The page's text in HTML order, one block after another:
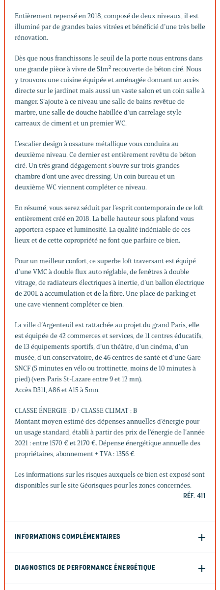
Entièrement repensé en 2018, composé de deux niveaux, il est
illuminé par de grandes baies vitrées et bénéficié d’une très belle
rénovation.
Dès que nous franchissons le seuil de la porte nous entrons dans
une grande pièce à vivre de 51m² recouverte de béton ciré. Nous
y trouvons une cuisine équipée et aménagée donnant un accès
directe sur le jardinet mais aussi un vaste salon et un coin salle à
manger. S’ajoute à ce niveau une salle de bains revêtue de
marbre, une salle de douche habillée d’un carrelage style
carreaux de ciment et un premier WC.
L’escalier design à ossature métallique vous conduira au
deuxième niveau. Ce dernier est entièrement revêtu de béton
ciré. Un très grand dégagement s’ouvre sur trois grandes
chambre d’ont une avec dressing. Un coin bureau et un
deuxième WC viennent compléter ce niveau.
En résumé, vous serez séduit par l’esprit contemporain de ce loft
entièrement créé en 2018. La belle hauteur sous plafond vous
apportera espace et luminosité. La qualité indéniable de ces
lieux et de cette copropriété ne font que parfaire ce bien.
Pour un meilleur confort, ce superbe loft traversant est équipé
d’une VMC à double flux auto réglable, de fenêtres à double
vitrage, de radiateurs électriques à inertie, d’un ballon électrique
de 200L à accumulation et de la fibre. Une place de parking et
une cave viennent compléter ce bien.
La ville d’Argenteuil est rattachée au projet du grand Paris, elle
est équipée de 42 commerces et services, de 11 centres éducatifs,
de 13 équipements sportifs, d’un théâtre, d’un cinéma, d’un
musée, d’un conservatoire, de 46 centres de santé et d’une Gare
SNCF (5 minutes en vélo ou trottinette, moins de 10 minutes à
pied) (vers Paris St-Lazare entre 9 et 12 mn).
Accès D311, A86 et A15 à 5mn.
CLASSE ÉNERGIE : D / CLASSE CLIMAT : B
Montant moyen estimé des dépenses annuelles d’énergie pour
un usage standard, établi à partir des prix de l’énergie de l’année
2021 : entre 1570 € et 2170 €. Dépense énergétique annuelle des
propriétaires, abonnement + TVA : 1356 €
Les informations sur les risques auxquels ce bien est exposé sont
disponibles sur le site Géorisques pour les zones concernées.
RÉF. 411
INFORMATIONS COMPLÉMENTAIRES
DIAGNOSTICS DE PERFORMANCE ÉNERGÉTIQUE